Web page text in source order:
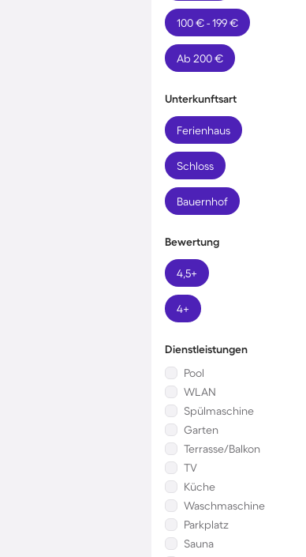
100 € - 199 €
Ab 200 €
Unterkunftsart
Ferienhaus
Schloss
Bauernhof
Bewertung
4,5+
4+
Dienstleistungen
Pool
WLAN
Spülmaschine
Garten
Terrasse/Balkon
TV
Küche
Waschmaschine
Parkplatz
Sauna